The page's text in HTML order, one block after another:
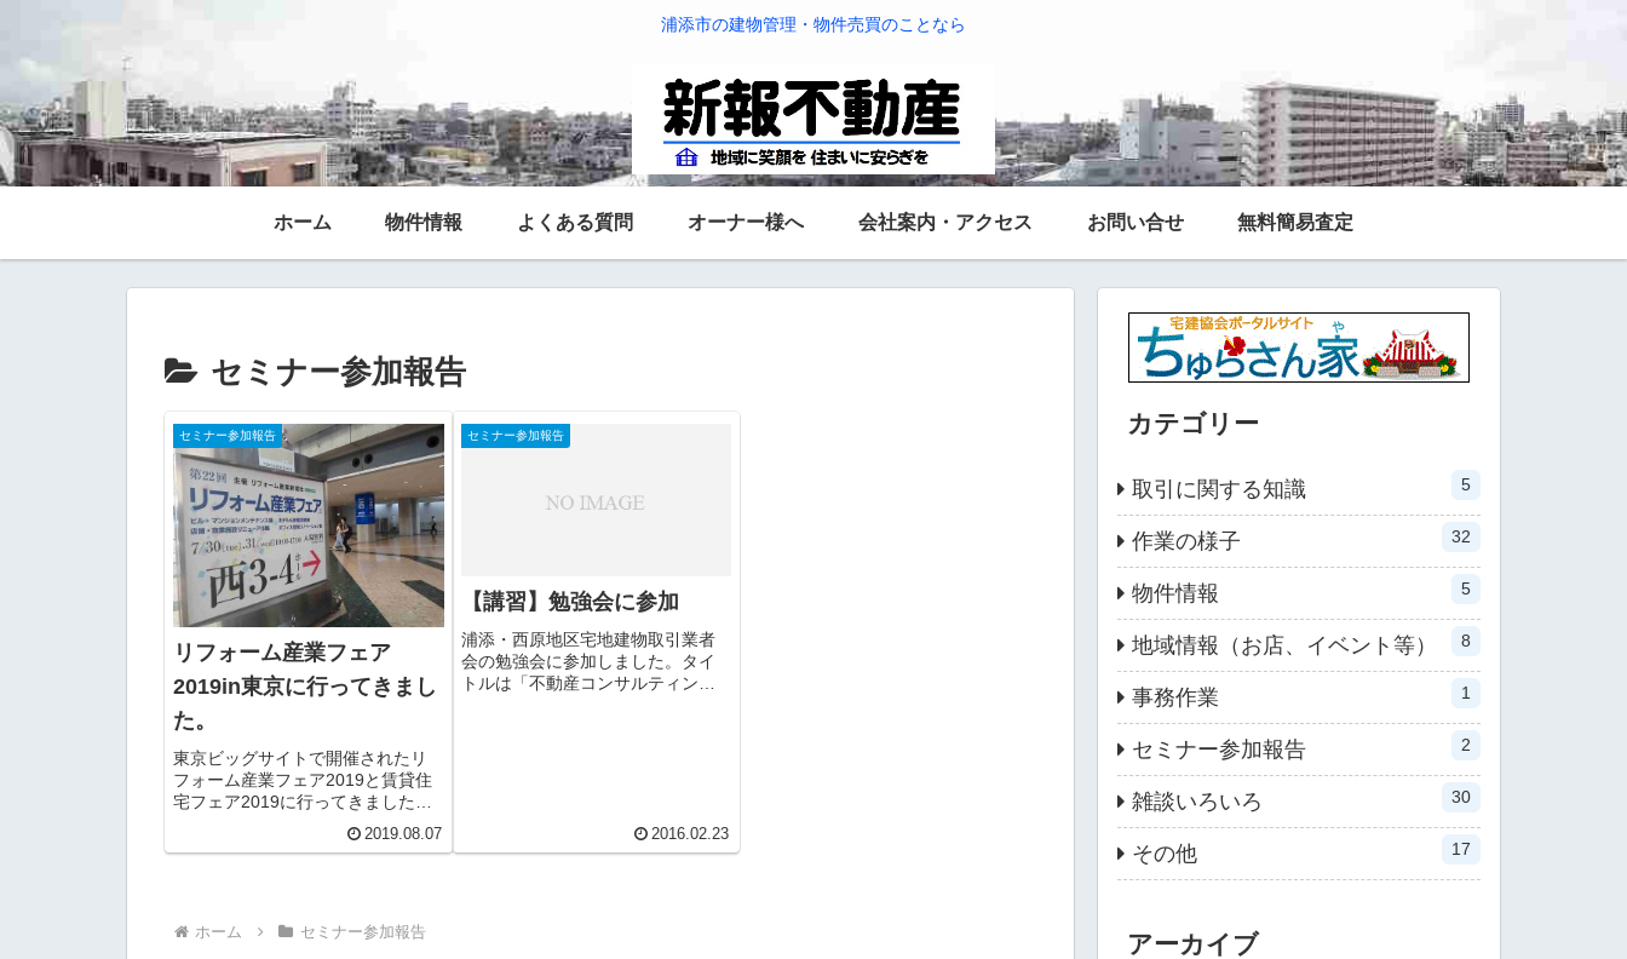
浦添市の建物管理・物件売買のことなら
ホーム 物件情報 よくある質問 オーナー様へ 会社案内・アクセス お問い合せ 無料簡易査定
セミナー参加報告
セミナー参加報告
リフォーム産業フェア
2019in東京に行ってきまし
た。
東京ビッグサイトで開催されたリ
フォーム産業フェア2019と賃貸住
宅フェア2019に行ってきました。
公式ページはこちら↓リフォーム産
業フェア：賃貸住宅フェア：訪問
2019.08.07
セミナー参加報告
【講習】勉強会に参加
浦添・西原地区宅地建物取引業者
会の勉強会に参加しました。タイ
トルは「不動産コンサルティング
2016.02.23
ホーム セミナー参加報告
カテゴリー
取引に関する知識 5
作業の様子 32
物件情報 5
地域情報（お店、イベント等） 8
事務作業 1
セミナー参加報告 2
雑談いろいろ 30
その他 17
アーカイブ